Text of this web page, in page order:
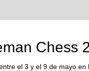
Chess
el 3 y el 9 de mayo en